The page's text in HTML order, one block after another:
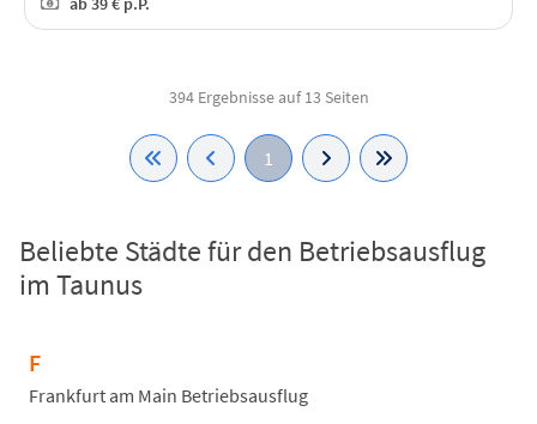
394 Ergebnisse auf 13 Seiten
1
Beliebte Städte für den Betriebsausflug
im Taunus
F
Frankfurt am Main Betriebsausflug